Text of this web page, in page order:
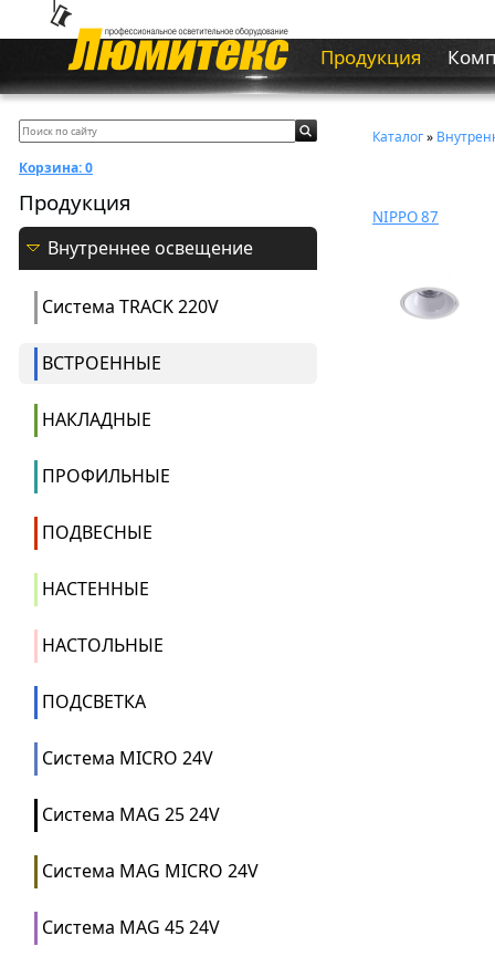
Продукция
Корзина:0
Продукция
Внутреннее освещение
Система ТRACK 220V
ВСТРОЕННЫЕ
НАКЛАДНЫЕ
ПРОФИЛЬНЫЕ
ПОДВЕСНЫЕ
НАСТЕННЫЕ
НАСТОЛЬНЫЕ
ПОДСВЕТКА
Система MICRO 24V
Система MAG 25 24V
Система MAG MICRO 24V
Система MAG 45 24V
Каталог»
NIPPO 87